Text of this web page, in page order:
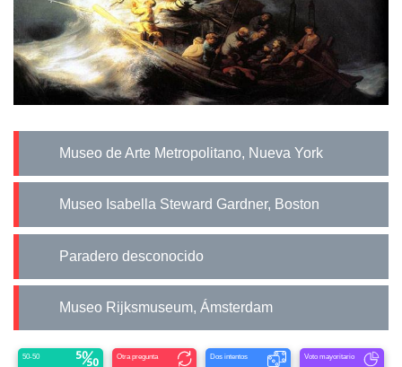
Museo de Arte Metropolitano, Nueva York
Museo Isabella Steward Gardner, Boston
Paradero desconocido
Museo Rijksmuseum, Ámsterdam
50-50 Otra pregunta Dos intentos Voto mayoritario